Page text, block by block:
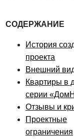
СОДЕРЖАНИЕ
История
проекта
Внешний
Квартиры в
серии
Отзывы и
Проектные
ограничения